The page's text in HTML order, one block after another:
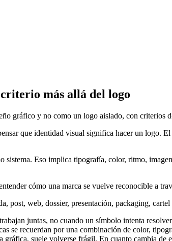
más allá del logo
gráfico y no como un logo aislado, con criterios
que identidad visual significa hacer un logo.
Eso implica tipografía, color, ritmo,
cómo una marca se vuelve reconocible a
post, web, dossier, presentación, packaging,
juntas, no cuando un símbolo intenta
se recuerdan por una combinación de color,
suele volverse frágil. En cuanto cambia de